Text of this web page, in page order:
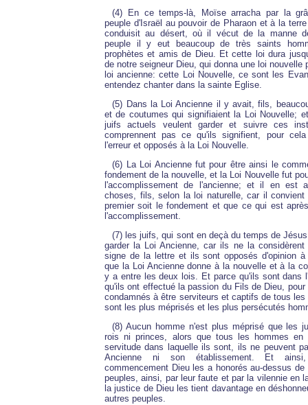
(4) En ce temps-là, Moïse arracha par la
peuple d'Israël au pouvoir de Pharaon et à la
conduisit au désert, où il vécut de la manne
peuple il y eut beaucoup de très saints
prophètes et amis de Dieu. Et cette loi dura
de notre seigneur Dieu, qui donna une loi nouvelle
loi ancienne: cette Loi Nouvelle, ce sont les
entendez chanter dans la sainte Eglise.
(5) Dans la Loi Ancienne il y avait, fils,
et de coutumes qui signifiaient la Loi Nouvelle;
juifs actuels veulent garder et suivre ces
comprennent pas ce qu'ils signifient, pour
l'erreur et opposés à la Loi Nouvelle.
(6) La Loi Ancienne fut pour être ainsi le
fondement de la nouvelle, et la Loi Nouvelle fut
l'accomplissement de l'ancienne; et il en est
choses, fils, selon la loi naturelle, car il
premier soit le fondement et que ce qui est
l'accomplissement.
(7) les juifs, qui sont en deçà du temps de
garder la Loi Ancienne, car ils ne la
signe de la lettre et ils sont opposés d'opinion
que la Loi Ancienne donne à la nouvelle et à la
y a entre les deux lois. Et parce qu'ils sont dans
qu'ils ont effectué la passion du Fils de Dieu,
condamnés à être serviteurs et captifs de tous
sont les plus méprisés et les plus persécutés
(8) Aucun homme n'est plus méprisé que les
rois ni princes, alors que tous les hommes
servitude dans laquelle ils sont, ils ne peuvent
Ancienne ni son établissement. Et
commencement Dieu les a honorés au-dessus
peuples, ainsi, par leur faute et par la vilennie en
la justice de Dieu les tient davantage en
autres peuples.